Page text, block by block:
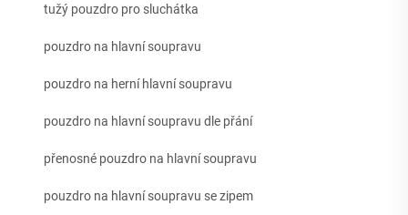
tužý pouzdro pro sluchátka
pouzdro na hlavní soupravu
pouzdro na herní hlavní soupravu
pouzdro na hlavní soupravu dle přání
přenosné pouzdro na hlavní soupravu
pouzdro na hlavní soupravu se zipem